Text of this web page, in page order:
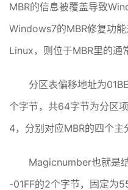
MBR的信息被覆盖导致
Windows7的MBR修复功
Linux，则位于MBR里的通
分区表偏移地址为
个字节，共64字节为分区
4，分别对应MBR的四个主
Magicnumber也就是
-01FF的2个字节，固定为